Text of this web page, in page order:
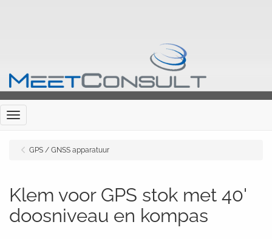
Menu
GPS / GNSS apparatuur
Klem voor GPS stok met 40'
doosniveau en kompas